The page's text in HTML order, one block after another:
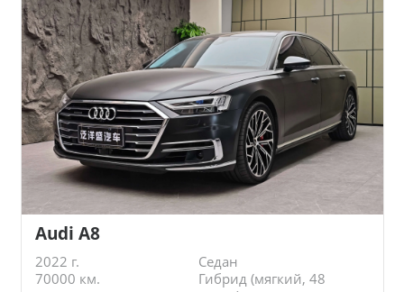
Audi A8
2022 г.
Седан
70000 км.
Гибрид (мягкий, 48